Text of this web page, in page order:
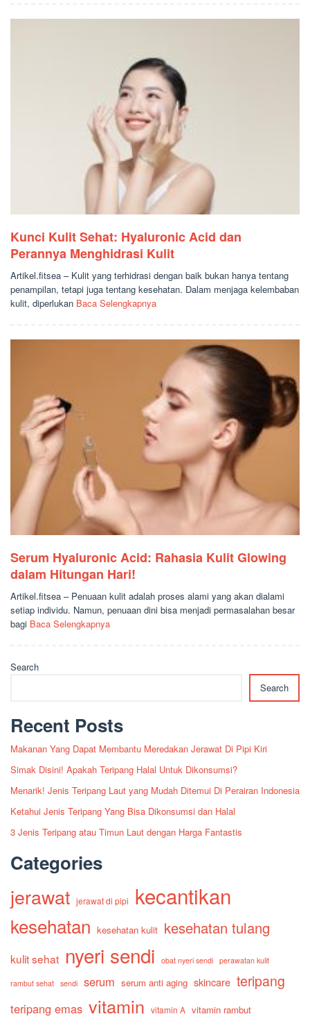
Kunci Kulit Sehat: Hyaluronic Acid dan
Perannya Menghidrasi Kulit
Artikel.fitsea – Kulit yang terhidrasi dengan baik bukan hanya tentang
penampilan, tetapi juga tentang kesehatan. Dalam menjaga kelembaban
kulit, diperlukan Baca Selengkapnya
Serum Hyaluronic Acid: Rahasia Kulit Glowing
dalam Hitungan Hari!
Artikel.fitsea – Penuaan kulit adalah proses alami yang akan dialami
setiap individu. Namun, penuaan dini bisa menjadi permasalahan besar
bagi Baca Selengkapnya
Search
Search
Recent Posts
Makanan Yang Dapat Membantu Meredakan Jerawat Di Pipi Kiri
Simak Disini! Apakah Teripang Halal Untuk Dikonsumsi?
Menarik! Jenis Teripang Laut yang Mudah Ditemui Di Perairan Indonesia
Ketahui Jenis Teripang Yang Bisa Dikonsumsi dan Halal
3 Jenis Teripang atau Timun Laut dengan Harga Fantastis
Categories
jerawat jerawat di pipi kecantikan
kesehatan kesehatan kulit kesehatan tulang
kulit sehat nyeri sendi obat nyeri sendi perawatan kulit
rambut sehat sendi serum serum anti aging skincare teripang
teripang emas vitamin vitamin A vitamin rambut